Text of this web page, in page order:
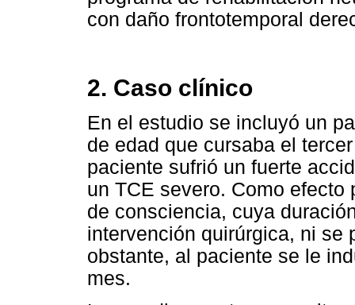
con daño frontotemporal
2. Caso clínico
En el estudio se incluyó un
de edad que cursaba el
paciente sufrió un fuerte
un TCE severo. Como
de consciencia, cuya
intervención quirúrgica, ni se
obstante, al paciente se le
mes.